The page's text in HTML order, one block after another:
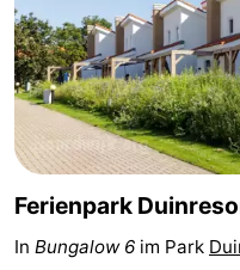
tun
Museen
-
Denkmäler
-
Aussichtspunkte
Attraktionen
-
Rundfahrten
-
Ferienpark
In Bungalow 6 im Park